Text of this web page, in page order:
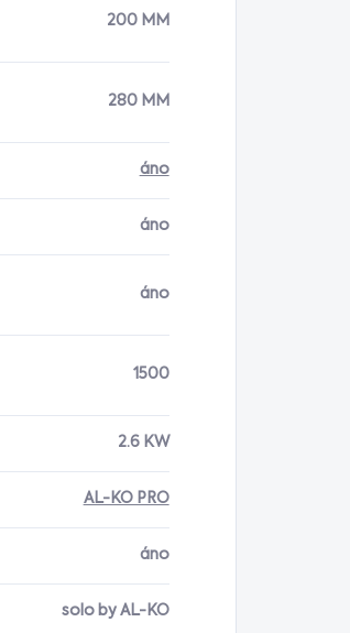
200 MM
280 MM
áno
áno
áno
1500
2.6 KW
AL-KO PRO
áno
solo by AL-KO